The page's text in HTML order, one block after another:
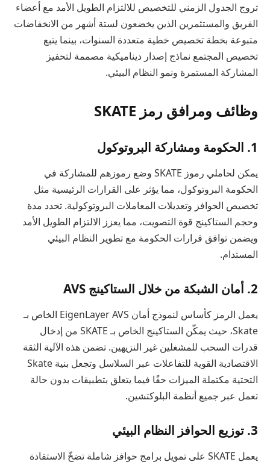
تروج الجدول الزمني للتخصيص للالتزام الطويل الأمد مع أعضاء
الفريق والمستثمرين الذين يخضعون لستة أشهر من الانخفاضات
متبوعة بخطة تخصيص خطية متعددة السنوات، بينما يتبع
تخصيص المجتمع نماذج إصدار ديناميكية مصممة لتحفيز
المشاركة المستمرة ونمو النظام البيئي.
وظائف ومرافق رمز SKATE
1. الحكومة ومشاركة البروتوكول
يمكن لحاملي رموز SKATE وضع رموزهم للمشاركة في
الحكومة البروتوكول، مما يؤثر على القرارات الرئيسية مثل
تخصيص الحوافز وتعديلات المعاملات البروتوكولية. تحدد مدة
وحجم الستاكينج قوة التصويت، مما يعزز الالتزام الطويل الأمد
ويضمن توافق قرارات الحكومة مع تطوير النظام البيئي
المستدام.
2. أمان الشبكة من خلال الستاكينج AVS
يعمل الرمز كأساس لنموذج أمان EigenLayer AVS الخاص بـ
Skate، حيث يمكّن الستاكينج الخاص بـ SKATE من إدخال
قدرات السحب للمشغلين غير النزيهين. تضمن هذه الآلية الثقة
الاقتصادية القوية للتفاعلات عبر السلاسل وتجعل بنية Skate
التحتية مكتملة الميزات حقًا فيما يتعلق بتطبيقات بدون حالة
تعمل عبر جميع أنظمة البلوكتشين.
3. توزيع الحوافز النظام البيئي
يعمل SKATE على تمويل برامج حوافز شاملة تضخّ الاستفادة